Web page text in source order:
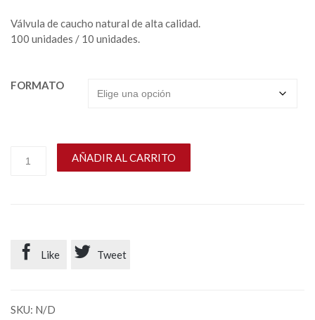
Válvula de caucho natural de alta calidad.
100 unidades / 10 unidades.
FORMATO
AÑADIR AL CARRITO
 Like  Tweet
SKU: N/D